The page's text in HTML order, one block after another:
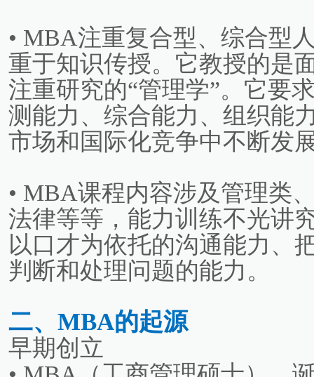
• MBA注重复合型、综合型
重于知识传授。它教授的是
注重研究的“管理学”。它要
测能力、综合能力、组织能
市场和国际化竞争中不断发
• MBA课程内容涉及管理类
法律等等，能力训练不光讲
以口才为依托的沟通能力、
判断和处理问题的能力。
二、MBA的起源
早期创立